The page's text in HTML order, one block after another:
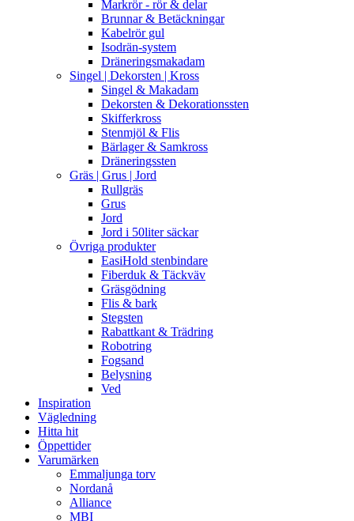
Markrör - rör & delar
Brunnar & Betäckningar
Kabelrör gul
Isodrän-system
Dräneringsmakadam
Singel | Dekorsten | Kross
Singel & Makadam
Dekorsten & Dekorationssten
Skifferkross
Stenmjöl & Flis
Bärlager & Samkross
Dräneringssten
Gräs | Grus | Jord
Rullgräs
Grus
Jord
Jord i 50liter säckar
Övriga produkter
EasiHold stenbindare
Fiberduk & Täckväv
Gräsgödning
Flis & bark
Stegsten
Rabattkant & Trädring
Robotring
Fogsand
Belysning
Ved
Inspiration
Vägledning
Hitta hit
Öppettider
Varumärken
Emmaljunga torv
Nordanå
Alliance
MBI